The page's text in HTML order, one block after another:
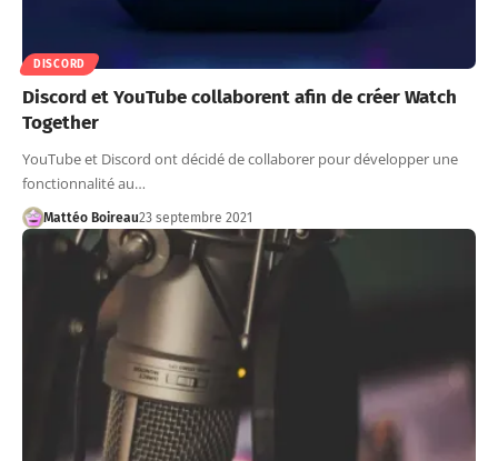
DISCORD
Discord et YouTube collaborent afin de créer Watch
Together
YouTube et Discord ont décidé de collaborer pour développer une
fonctionnalité au…
Mattéo Boireau23 septembre 2021